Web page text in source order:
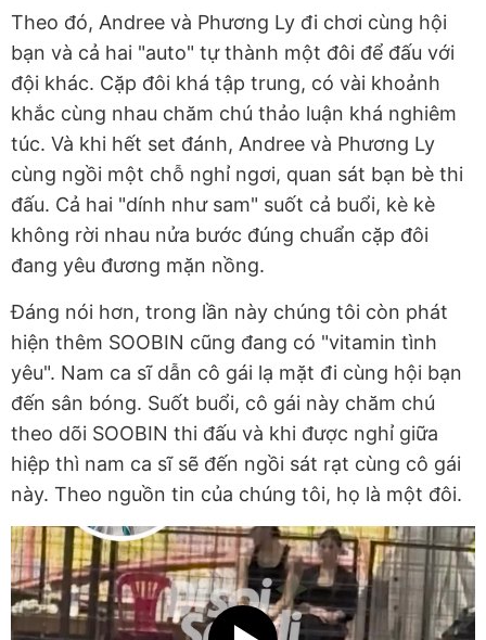
Theo đó, Andree và Phương Ly đi chơi cùng hội
bạn và cả hai "auto" tự thành một đôi để đấu với
đội khác. Cặp đôi khá tập trung, có vài khoảnh
khắc cùng nhau chăm chú thảo luận khá nghiêm
túc. Và khi hết set đánh, Andree và Phương Ly
cùng ngồi một chỗ nghỉ ngơi, quan sát bạn bè thi
đấu. Cả hai "dính như sam" suốt cả buổi, kè kè
không rời nhau nửa bước đúng chuẩn cặp đôi
đang yêu đương mặn nồng.
Đáng nói hơn, trong lần này chúng tôi còn phát
hiện thêm SOOBIN cũng đang có "vitamin tình
yêu". Nam ca sĩ dẫn cô gái lạ mặt đi cùng hội bạn
đến sân bóng. Suốt buổi, cô gái này chăm chú
theo dõi SOOBIN thi đấu và khi được nghỉ giữa
hiệp thì nam ca sĩ sẽ đến ngồi sát rạt cùng cô gái
này. Theo nguồn tin của chúng tôi, họ là một đôi.